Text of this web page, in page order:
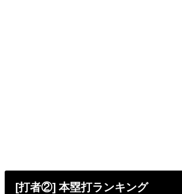
[打者②] 本塁打ランキング